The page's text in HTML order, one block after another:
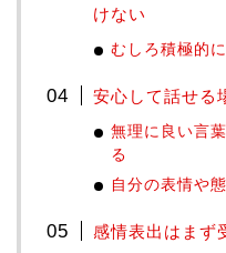
けない
むしろ積極的
安心して話せる
無理に良い言
る
自分の表情や
感情表出はまず